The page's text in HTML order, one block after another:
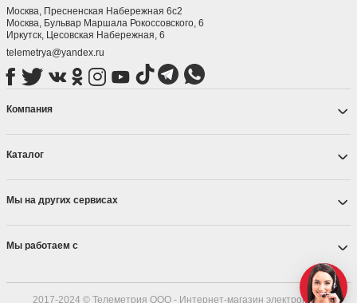
Москва, Пресненская Набережная 6с2
Москва, ​Бульвар Маршала Рокоссовского, 6
Иркутск, ​Цесовская Набережная, 6
telemetrya@yandex.ru
Компания
Каталог
Мы на других сервисах
Мы работаем с
2017-2024 © Телеметрия ООО - Интернет-магазин электронных